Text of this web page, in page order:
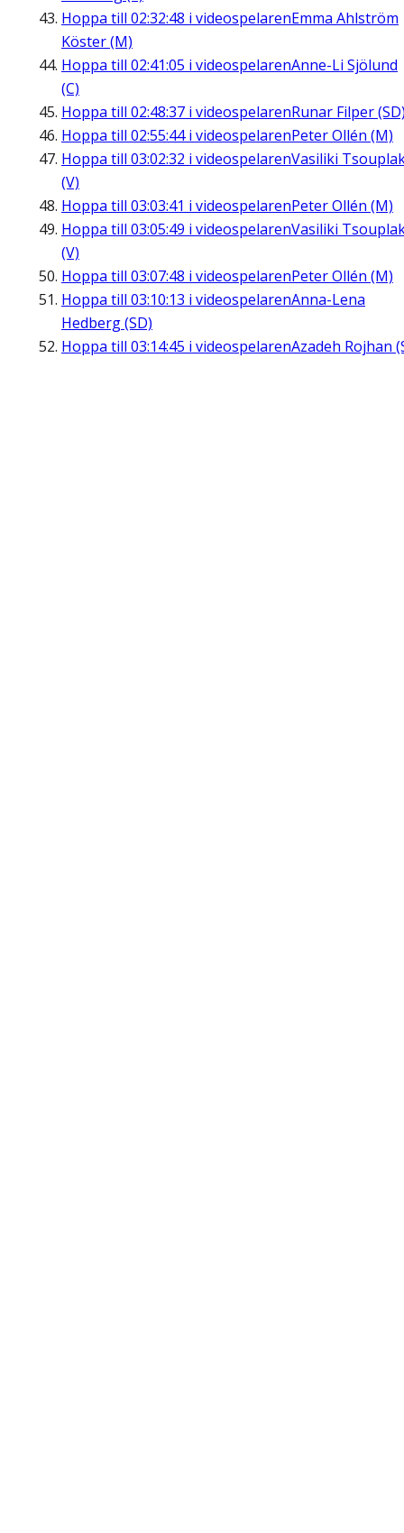
Hoppa till 02:32:48 i videospelarenEmma Ahlström
Köster (M)
Hoppa till 02:41:05 i videospelarenAnne-Li Sjölund
(C)
Hoppa till 02:48:37 i videospelarenRunar Filper
Hoppa till 02:55:44i videospelarenPeter Ollén (M)
Hoppa till 03:02:32 i videospelarenVasiliki
(V)
Hoppa till 03:03:41 i videospelarenPeter Ollén (M)
Hoppa till 03:05:49 i videospelarenVasiliki
(V)
Hoppa till 03:07:48 i videospelarenPeter Ollén (M)
Hoppa till 03:10:13 i videospelarenAnna-Lena
Hedberg (SD)
Hoppa till 03:14:45 i videospelarenAzadeh Rojhan